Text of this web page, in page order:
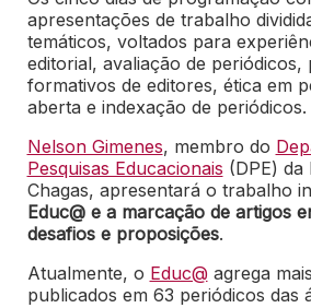
apresentações de trabalho
temáticos, voltados para
editorial, avaliação de periódicos,
formativos de editores, ética em
aberta e indexação de periódicos.
Nelson Gimenes, membro do
Pesquisas Educacionais (DPE) da
Chagas, apresentará o trabalho
Educ@ e a marcação de artigos
desafios e proposições.
Atualmente, o Educ@ agrega
publicados em 63 periódicos das